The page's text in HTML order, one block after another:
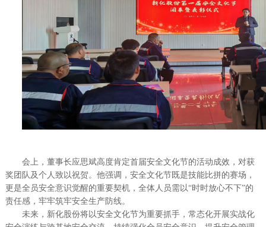
会上，董事长应思斌高度肯定首届安全文化节的活动成效，对获
奖团队及个人致以祝贺。他强调，安全文化节既是技能比拼的赛场，
更是全员安全意识觉醒的重要契机，全体人员需以“时时放心不下”的
责任感，牢牢筑牢安全生产防线。
未来，新化股份将以安全文化节为重要抓手，常态化开展实战化